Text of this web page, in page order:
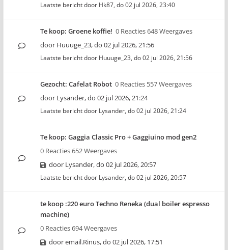
Laatste bericht door Hk87, do 02 jul 2026, 23:40
Te koop: Groene koffie! 0 Reacties 648 Weergaves
door Huuuge_23,do 02 jul 2026, 21:56
Laatste bericht door Huuuge_23, do 02 jul 2026, 21:56
Gezocht: Cafelat Robot 0 Reacties 557 Weergaves
door Lysander,do 02 jul 2026, 21:24
Laatste bericht door Lysander, do 02 jul 2026, 21:24
Te koop: Gaggia Classic Pro + Gaggiuino mod gen2
0 Reacties 652 Weergaves
door Lysander,do 02 jul 2026, 20:57
Laatste bericht door Lysander, do 02 jul 2026, 20:57
te koop :220 euro Techno Reneka (dual boiler espresso
machine)
0 Reacties 694 Weergaves
dooremail.Rinus,do 02 jul 2026, 17:51